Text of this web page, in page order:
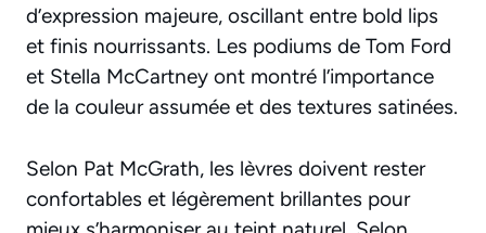
d’expression majeure, oscillant entre bold lips
et finis nourrissants. Les podiums de Tom Ford
et Stella McCartney ont montré l’importance
de la couleur assumée et des textures satinées.
Selon Pat McGrath, les lèvres doivent rester
confortables et légèrement brillantes pour